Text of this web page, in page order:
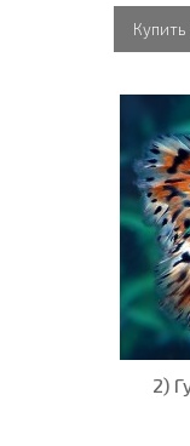
Купить
2)